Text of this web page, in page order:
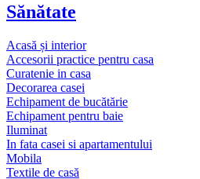
Sănătate
Acasă și interior
Accesorii practice pentru casa
Curatenie in casa
Decorarea casei
Echipament de bucătărie
Echipament pentru baie
Iluminat
In fata casei si apartamentului
Mobila
Textile de casă